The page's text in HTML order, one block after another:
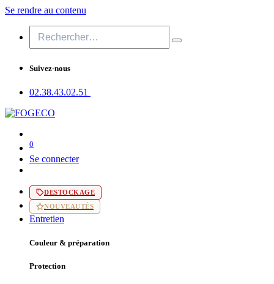
Se rendre au contenu
Suivez-nous
02.38.43​.02.51
0
Se connecter
DESTOCKAGE
NOUVEAUTÉS
Entretien
Couleur & préparation
Protection